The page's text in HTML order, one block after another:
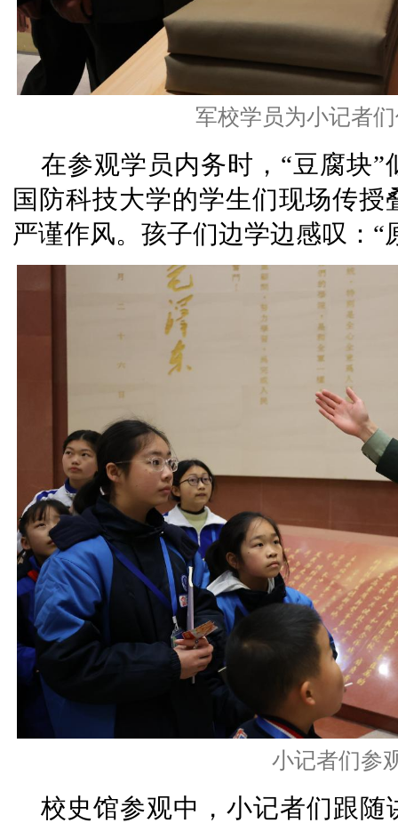
军校学员为小记者
在参观学员内务时，“豆腐块
国防科技大学的学生们现场传
严谨作风。孩子们边学边感叹：“
小记者们参
校史馆参观中，小记者们跟随